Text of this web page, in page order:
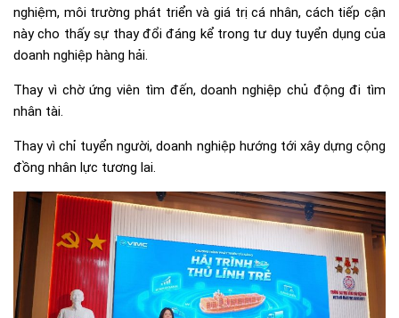
nghiệm, môi trường phát triển và giá trị cá nhân, cách tiếp cận
này cho thấy sự thay đổi đáng kể trong tư duy tuyển dụng của
doanh nghiệp hàng hải.
Thay vì chờ ứng viên tìm đến, doanh nghiệp chủ động đi tìm
nhân tài.
Thay vì chỉ tuyển người, doanh nghiệp hướng tới xây dựng cộng
đồng nhân lực tương lai.